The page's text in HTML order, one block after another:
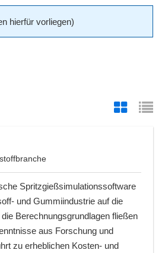
hierfür vorliegen)
Spritzgießsimulationssoftware
und Gummiindustrie auf die
Berechnungsgrundlagen fließen
aus Forschung und
zu erheblichen Kosten- und